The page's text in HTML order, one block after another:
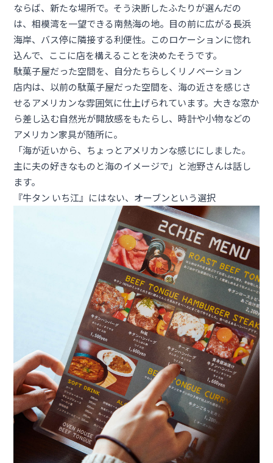
ならば、新たな場所で。そう決断したふたりが選んだの
は、相模湾を一望できる南熱海の地。目の前に広がる長浜
海岸、バス停に隣接する利便性。このロケーションに惚れ
込んで、ここに店を構えることを決めたそうです。
駄菓子屋だった空間を、自分たちらしくリノベーション
店内は、以前の駄菓子屋だった空間を、海の近さを感じさ
せるアメリカンな雰囲気に仕上げられています。大きな窓か
ら差し込む自然光が開放感をもたらし、時計や小物などの
アメリカン家具が随所に。
「海が近いから、ちょっとアメリカンな感じにしました。
主に夫の好きなものと海のイメージで」と池野さんは話し
ます。
『牛タン いち江』にはない、オーブンという選択